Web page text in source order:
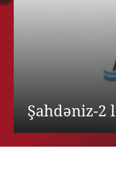
Şahdəniz-2